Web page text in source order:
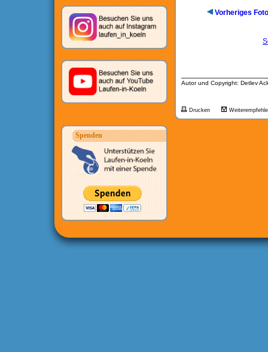
Spenden
Vorheriges Foto
Autor und Copyright: Detlev
Drucken